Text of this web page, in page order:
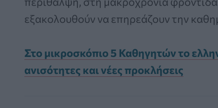
εξακολουθούν να επηρεάζουν την
Στο μικροσκόπιο 5 Καθηγητών το
ανισότητες και νέες προκλήσεις